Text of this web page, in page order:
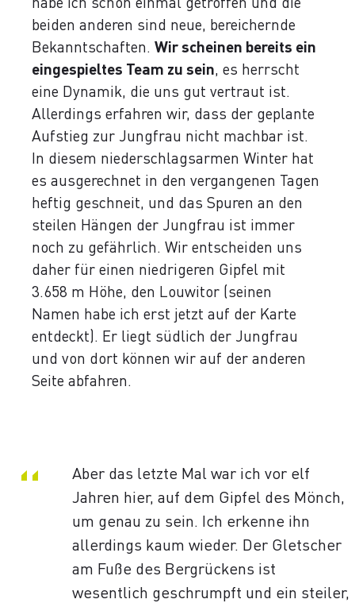
beiden anderen sind neue, bereichernde
Bekanntschaften. Wir scheinen bereits ein
eingespieltes Team zu sein , es herrscht
eine Dynamik, die uns gut vertraut ist.
Allerdings erfahren wir, dass der geplante
Aufstieg zur Jungfrau nicht machbar ist.
In diesem niederschlagsarmen Winter hat
es ausgerechnet in den vergangenen Tagen
heftig geschneit, und das Spuren an den
steilen Hängen der Jungfrau ist immer
noch zu gefährlich. Wir entscheiden uns
daher für einen niedrigeren Gipfel mit
3.658 m Höhe, den Louwitor (seinen
Namen habe ich erst jetzt auf der Karte
entdeckt). Er liegt südlich der Jungfrau
und von dort können wir auf der anderen
Seite abfahren.
“
Aber das letzte Mal war ich vor elf
Jahren hier, auf dem Gipfel des Mönch,
um genau zu sein. Ich erkenne ihn
allerdings kaum wieder. Der Gletscher
am Fuße des Bergrückens ist
wesentlich geschrumpft und ein steiler,